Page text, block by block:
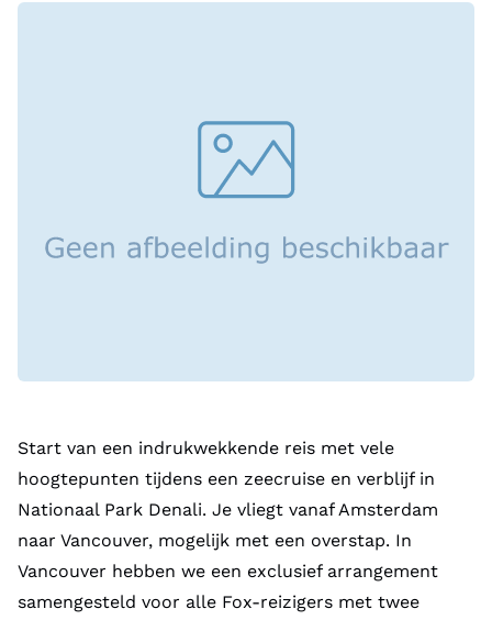
waar je terecht kunt met al je vragen of voor
Start van een indrukwekkende reis met vele
hoogtepunten tijdens een zeecruise en verblijf in
Nationaal Park Denali. Je vliegt vanaf Amsterdam
naar Vancouver, mogelijk met een overstap. In
Vancouver hebben we een exclusief arrangement
samengesteld voor alle Fox-reizigers met twee